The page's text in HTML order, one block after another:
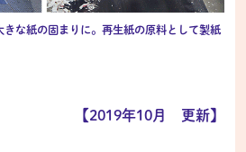
な紙の固まりに。再生紙の原料として製紙
【2019年10月 更新】